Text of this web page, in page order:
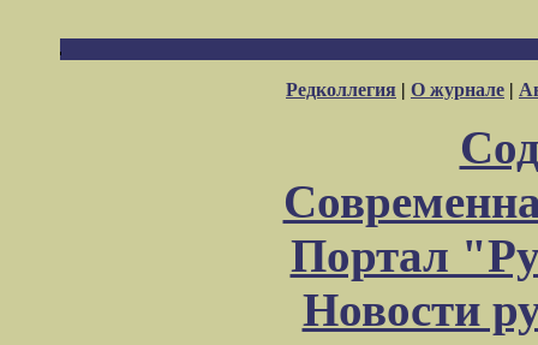
Редколлегия | О журнале |
Портал
Новости